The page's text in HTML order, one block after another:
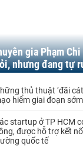
gia Phạm
nhưng đang tự
thủ thuật ‘đãi
hiểm giai đoạn
startup ở TP HCM
được hỗ trợ kết
quốc tế